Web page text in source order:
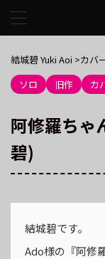
結城碧 Yuki Aoi >カバ
ソロ
旧作 カ
阿修羅ち
碧)
結城碧です。
Ado様の『阿修